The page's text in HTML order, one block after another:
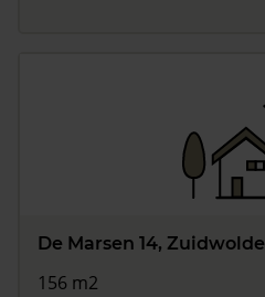
De Marsen 14, Zuidwolde
156 m2